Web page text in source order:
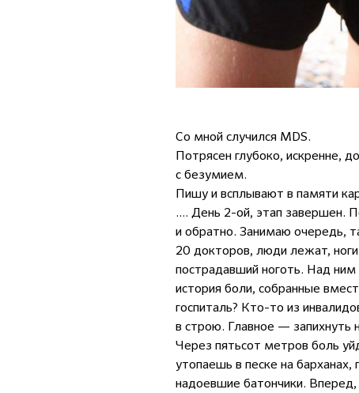
Cо мной случился MDS.
Потрясен глубоко, искренне,
с безумием.
Пишу и всплывают в памяти
.... День 2-ой, этап завершен.
и обратно. Занимаю очередь,
20 докторов, люди лежат,
пострадавший ноготь. Над
история боли, собранные
госпиталь? Кто-то из
в строю. Главное — запихнуть
Через пятьсот метров боль
утопаешь в песке на
надоевшие батончики.